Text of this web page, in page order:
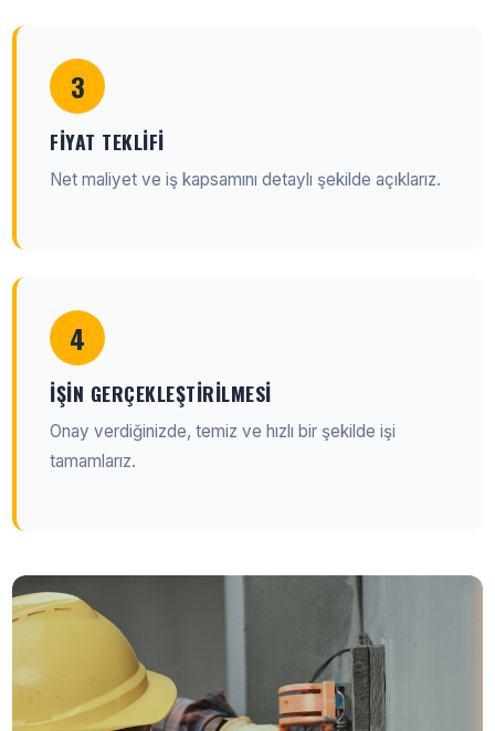
3
FIYAT TEKLIFI
Net maliyet ve iş kapsamını detaylı şekilde açıklarız.
4
İŞIN GERÇEKLEŞTIRILMESI
Onay verdiğinizde, temiz ve hızlı bir şekilde işi
tamamlarız.